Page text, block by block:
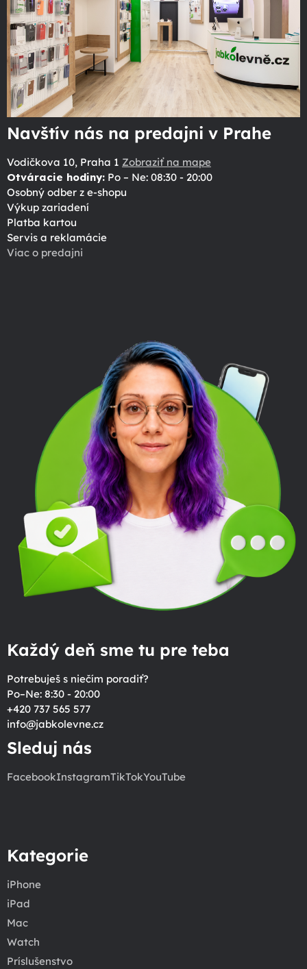
Navštív nás na predajni v Prahe
Vodičkova 10, Praha 1 Zobraziť na mape
Otváracie hodiny: Po – Ne: 08:30 - 20:00
Osobný odber z e-shopu
Výkup zariadení
Platba kartou
Servis a reklamácie
Viac o predajni
Každý deň sme tu pre teba
Potrebuješ s niečím poradiť?
Po–Ne: 8:30 - 20:00
+420 737 565 577
info@jabkolevne.cz
Sleduj nás
FacebookInstagramTikTokYouTube
Kategorie
iPhone
iPad
Mac
Watch
Príslušenstvo